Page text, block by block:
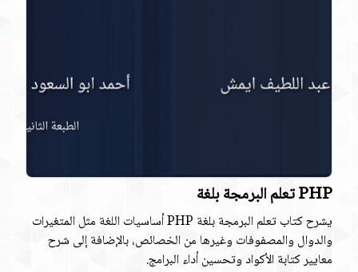
PHP تعلم البرمجة بلغة
يشرح كتاب تعلم البرمجة بلغة PHP أساسيات اللغة مثل المتغيرات
والدوال والمصفوفات وغيرها من الخصائص، بالإضافة إلى شرح
معايير كتابة الأكواد وتحسين أداء البرامج.